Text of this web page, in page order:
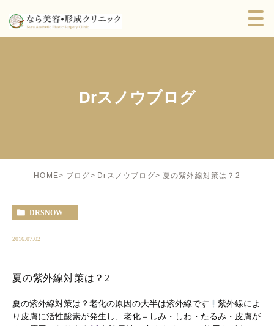
Drスノウブログ
HOME ブログ Drスノウブログ 夏の紫外線対策は？2
DRSNOW
2016.07.02
夏の紫外線対策は？2
夏の紫外線対策は？老化の原因の大半は紫外線です
紫外線によ
り皮膚に活性酸素が発生し、老化＝しみ・しわ・たるみ・皮膚が